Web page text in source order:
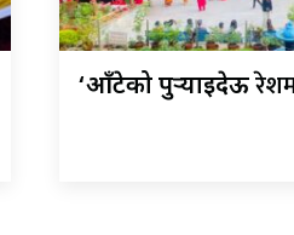
‘आँटेको पुर्‍याइदेऊ